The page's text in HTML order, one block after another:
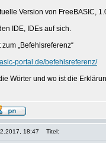
Version von FreeBASIC,
IDE, IDEs auf sich.
„Befehlsreferenz“
portal.de/befehlsreferenz/
Wörter und wo ist die
18:47 Titel: